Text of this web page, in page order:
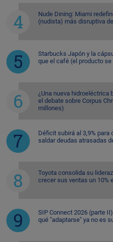
Nude Dining: Miami
(nudista) más disruptiva
Starbucks Japón y la
que el café (el producto
¿Una nueva hidroeléctrica
el debate sobre Corpus
millones)
Déficit subirá al 3,9%
saldar deudas atrasadas
Toyota consolida su
crecer sus ventas un 10%
SIP Connect 2026 (parte
qué "adaptarse" ya no es